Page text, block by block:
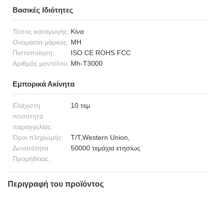
Βασικές Ιδιότητες
Τόπος καταγωγής: Κίνα
Ονομασία μάρκας: MH
Πιστοποίηση:
ISO CE ROHS FCC
Αριθμός μοντέλου: Mh-T3000
Εμπορικά Ακίνητα
Ελάχιστη
ποσότητα
παραγγελίας:
10 τεμ
Όροι πληρωμής:
T/T,Western Union,
Δυνατότητα
Προμήθειας:
50000 τεμάχια ετησίως
Περιγραφή του προϊόντος